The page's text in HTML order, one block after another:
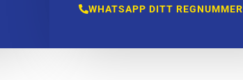
WHATSAPP DITT REGNUMMER